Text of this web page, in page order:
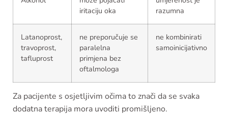
iritaciju oka
razumna
Latanoprost,
travoprost,
tafluprost
ne preporučuje se
paralelna
primjena bez
oftalmologa
ne kombinirati
samoinicijativno
Za pacijente s osjetljivim očima to znači da se svaka
dodatna terapija mora uvoditi promišljeno.